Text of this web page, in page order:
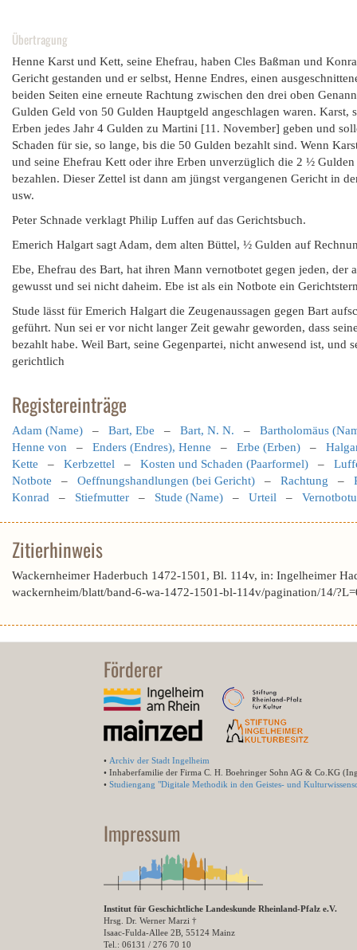
Übertragung
Henne Karst und Kett, seine Ehefrau, haben Cles Baßman und
Gericht gestanden und er selbst, Henne Endres, einen
beiden Seiten eine erneute Rachtung zwischen den drei oben
Gulden Geld von 50 Gulden Hauptgeld angeschlagen waren.
Erben jedes Jahr 4 Gulden zu Martini [11. November] geben und
Schaden für sie, so lange, bis die 50 Gulden bezahlt sind. Wenn
und seine Ehefrau Kett oder ihre Erben unverzüglich die 2 ½
bezahlen. Dieser Zettel ist dann am jüngst vergangenen Gericht in
usw.
Peter Schnade verklagt Philip Luffen auf das Gerichtsbuch.
Emerich Halgart sagt Adam, dem alten Büttel, ½ Gulden auf
Ebe, Ehefrau des Bart, hat ihren Mann vernotbotet gegen jeden,
gewusst und sei nicht daheim. Ebe ist als ein Notbote ein
Stude lässt für Emerich Halgart die Zeugenaussagen gegen Bart
geführt. Nun sei er vor nicht langer Zeit gewahr geworden, dass
bezahlt habe. Weil Bart, seine Gegenpartei, nicht anwesend ist,
gerichtlich
Registereinträge
Adam (Name) – Bart, Ebe – Bart, N. N. – Bartholomäus
Henne von – Enders (Endres), Henne – Erbe (Erben) –
Kette – Kerbzettel – Kosten und Schaden (Paarformel) –
Notbote – Oeffnungshandlungen (bei Gericht) – Rachtung –
Konrad – Stiefmutter – Stude (Name) – Urteil –
Zitierhinweis
Wackernheimer Haderbuch 1472-1501, Bl. 114v, in: Ingelheimer
wackernheim/blatt/band-6-wa-1472-1501-bl-114v/pagination/14/
Förderer
• Archiv der Stadt Ingelheim
• Inhaberfamilie der Firma C. H. Boehringer Sohn AG & Co.KG
• Studiengang "Digitale Methodik in den Geistes- und
Impressum
Institut für Geschichtliche Landeskunde Rheinland-Pfalz e.V.
Hrsg. Dr. Werner Marzi †
Isaac-Fulda-Allee 2B, 55124 Mainz
Tel.: 06131 / 276 70 10